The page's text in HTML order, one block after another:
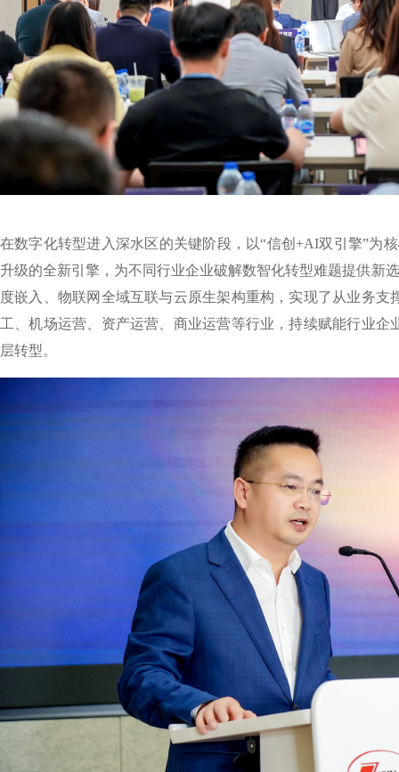
在数字化转型进入深水区的关键阶段，以“信创+AI双引擎”为
升级的全新引擎，为不同行业企业破解数智化转型难题提供新
度嵌入、物联网全域互联与云原生架构重构，实现了从业务
工、机场运营、资产运营、商业运营等行业，持续赋能行业
层转型。